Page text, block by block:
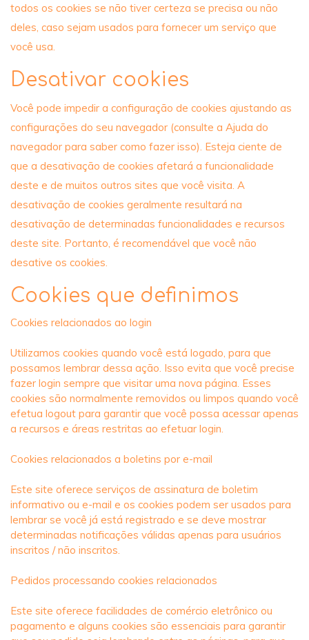
todos os cookies se não tiver certeza se precisa ou não
deles, caso sejam usados ​​para fornecer um serviço que
você usa.
Desativar cookies
Você pode impedir a configuração de cookies ajustando as
configurações do seu navegador (consulte a Ajuda do
navegador para saber como fazer isso). Esteja ciente de
que a desativação de cookies afetará a funcionalidade
deste e de muitos outros sites que você visita. A
desativação de cookies geralmente resultará na
desativação de determinadas funcionalidades e recursos
deste site. Portanto, é recomendável que você não
desative os cookies.
Cookies que definimos
Cookies relacionados ao login
Utilizamos cookies quando você está logado, para que
possamos lembrar dessa ação. Isso evita que você precise
fazer login sempre que visitar uma nova página. Esses
cookies são normalmente removidos ou limpos quando você
efetua logout para garantir que você possa acessar apenas
a recursos e áreas restritas ao efetuar login.
Cookies relacionados a boletins por e-mail
Este site oferece serviços de assinatura de boletim
informativo ou e-mail e os cookies podem ser usados ​​para
lembrar se você já está registrado e se deve mostrar
determinadas notificações válidas apenas para usuários
inscritos / não inscritos.
Pedidos processando cookies relacionados
Este site oferece facilidades de comércio eletrônico ou
pagamento e alguns cookies são essenciais para garantir